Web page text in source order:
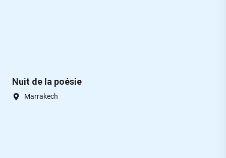
Nuit de la poésie
Marrakech